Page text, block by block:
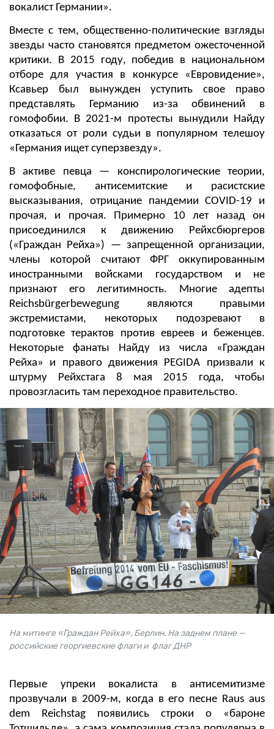
вокалист Германии».
Вместе с тем, общественно-политические взгляды
звезды часто становятся предметом ожесточенной
критики. В 2015 году, победив в национальном
отборе для участия в конкурсе «Евровидение»,
Ксавьер был вынужден уступить свое право
представлять Германию из-за обвинений в
гомофобии. В 2021-м протесты вынудили Найду
отказаться от роли судьи в популярном телешоу
«Германия ищет суперзвезду».
В активе певца — конспирологические теории,
гомофобные, антисемитские и расистские
высказывания, отрицание пандемии COVID-19 и
прочая, и прочая. Примерно 10 лет назад он
присоединился к движению Рейхсбюргеров
(«Граждан Рейха») — запрещенной организации,
члены которой считают ФРГ оккупированным
иностранными войсками государством и не
признают его легитимность. Многие адепты
Reichsbürgerbewegung являются правыми
экстремистами, некоторых подозревают в
подготовке терактов против евреев и беженцев.
Некоторые фанаты Найду из числа «Граждан
Рейха» и правого движения PEGIDA призвали к
штурму Рейхстага 8 мая 2015 года, чтобы
провозгласить там переходное правительство.
На митинге «Граждан Рейха», Берлин. На заднем плане —
российские георгиевские флаги и флаг ДНР
Первые упреки вокалиста в антисемитизме
прозвучали в 2009-м, когда в его песне Raus aus
dem Reichstag появились строки о «бароне